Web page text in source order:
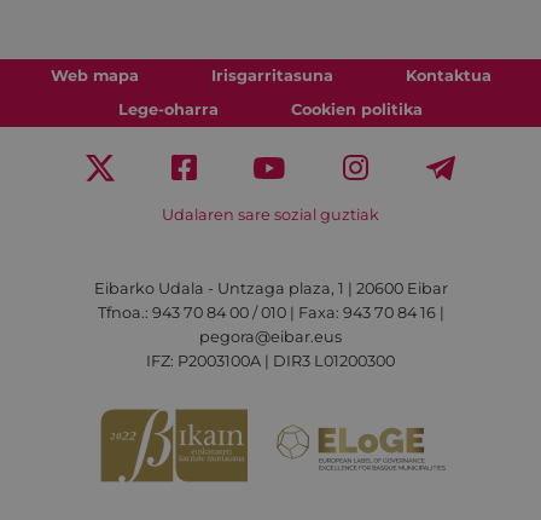
Web mapa Irisgarritasuna
Kontaktua
Lege-oharra
Cookien politika
Udalaren sare sozial guztiak
Eibarko Udala - Untzaga plaza, 1 | 20600 Eibar
Tfnoa.: 943 70 84 00 / 010 | Faxa: 943 70 84 16 |
pegora@eibar.eus
IFZ: P2003100A | DIR3 L01200300